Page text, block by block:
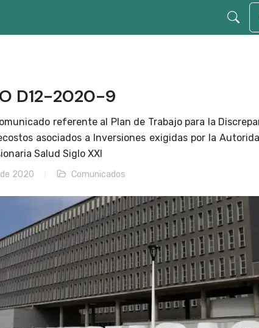
D12-2020-9
referente al Plan de Trabajo para la
asociados a Inversiones exigidas por la
Salud Siglo XXI
2020 Comunicados